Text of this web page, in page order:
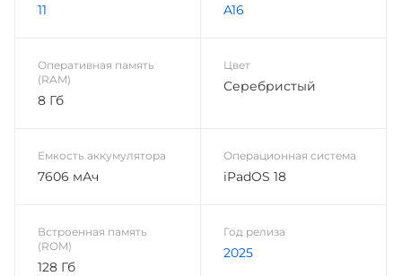
11 A16
Оперативная память
(RAM)
8 Гб
Цвет
Серебристый
Емкость аккумулятора
7606 мАч
Операционная система
iPadOS 18
Встроенная память
(ROM)
128 Гб
Год релиза
2025